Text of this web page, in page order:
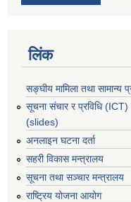
लिंक
सङ्घीय मामिला तथा सामान्य
सूचना संचार र प्रविधि
(slides)
अनलाइन घटना दर्ता
सहरी विकास मन्त्रालय
सूचना तथा सञ्चार मन्त्रालय
राष्ट्रिय योजना आयोग